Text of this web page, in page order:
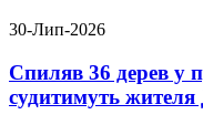
30-Лип-2026
Спиляв 36 дерев у
судитимуть